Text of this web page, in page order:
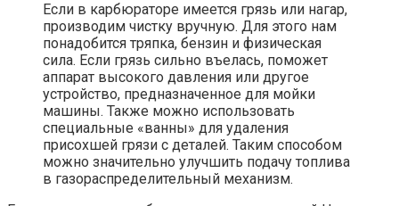
Если в карбюраторе имеется грязь или нагар,
производим чистку вручную. Для этого нам
понадобится тряпка, бензин и физическая
сила. Если грязь сильно въелась, поможет
аппарат высокого давления или другое
устройство, предназначенное для мойки
машины. Также можно использовать
специальные «ванны» для удаления
присохшей грязи с деталей. Таким способом
можно значительно улучшить подачу топлива
в газораспределительный механизм.